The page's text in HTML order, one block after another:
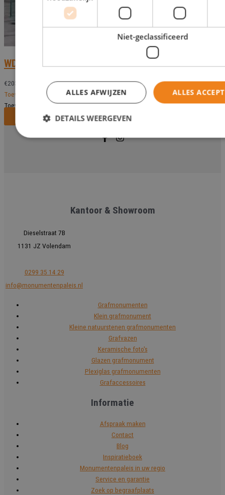
WD A102
€203,00
Toevoegen aan verlanglijst
Toevoegen aan verlanglijst
Bekijk dit monument
Kantoor & Showroom
Dieselstraat 7B
1131 JZ Volendam
0299 35 14 29
info@monumentenpaleis.nl
Grafmonumenten
Klein grafmonument
Kleine natuurstenen grafmonumenten
Grafvazen
Keramische foto's
Glazen grafmonument
Plexiglas grafmonumenten
Grafaccessoires
Informatie
Afspraak maken
Contact
Blog
Inspiratieboek
Monumentenpaleis in uw regio
Service en garantie
Zoek op begraafplaats
Niet-geclassificeerd
ALLES
ALLES AFWIJZEN
DETAILS WEERGEVEN